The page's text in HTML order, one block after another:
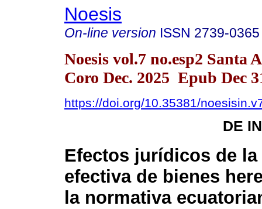
Noesis
On-line version ISSN 2739-0365
Noesis vol.7 no.esp2 Santa
Coro Dec. 2025 Epub Dec
https://doi.org/10.35381/
DE
Efectos jurídicos de
efectiva de bienes
la normativa